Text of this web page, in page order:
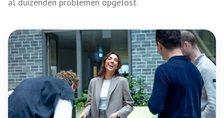
al duizenden problemen opgelost.